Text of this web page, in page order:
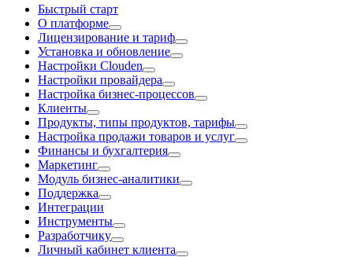
Быстрый старт
О платформе
Лицензирование и тариф
Установка и обновление
Настройки Clouden
Настройки провайдера
Настройка бизнес-процессов
Клиенты
Продукты, типы продуктов, тарифы
Настройка продажи товаров и услуг
Финансы и бухгалтерия
Маркетинг
Модуль бизнес-аналитики
Поддержка
Интеграции
Инструменты
Разработчику
Личный кабинет клиента